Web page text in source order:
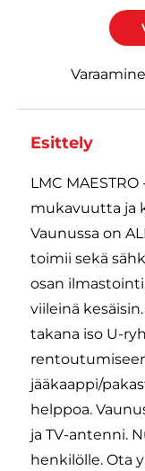
Esittely
LMC
mukavuutta ja
Vaunussa on
toimii sekä
osan
viileinä
takana iso U-
jääkaappi/
helppoa.
ja TV-antenni.
henkilölle. Ota